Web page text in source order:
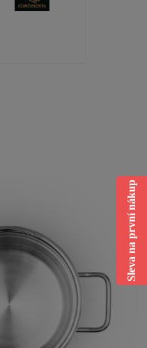
Sleva na první nákup